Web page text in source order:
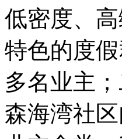
低密度、
特色的度
多名业主
森海湾社